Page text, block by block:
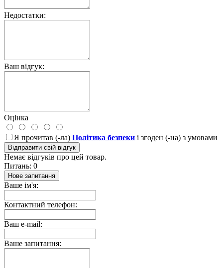
Недостатки:
Ваш відгук:
Оцінка
Я прочитав (-ла) Політика безпеки і згоден (-на) з умовами
Відправити свій відгук
Немає відгуків про цей товар.
Питань: 0
Нове запитання
Ваше ім'я:
Контактний телефон:
Ваш e-mail:
Ваше запитання: